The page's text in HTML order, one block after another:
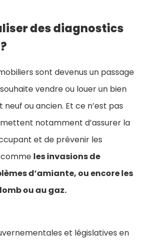
des diagnostics
sont devenus un passage
vendre ou louer un bien
neuf ou ancien. Et ce n’est pas
notamment d’assurer la
et de prévenir les
comme les invasions de
d’amiante, ou encore les
ou au gaz.
et législatives en